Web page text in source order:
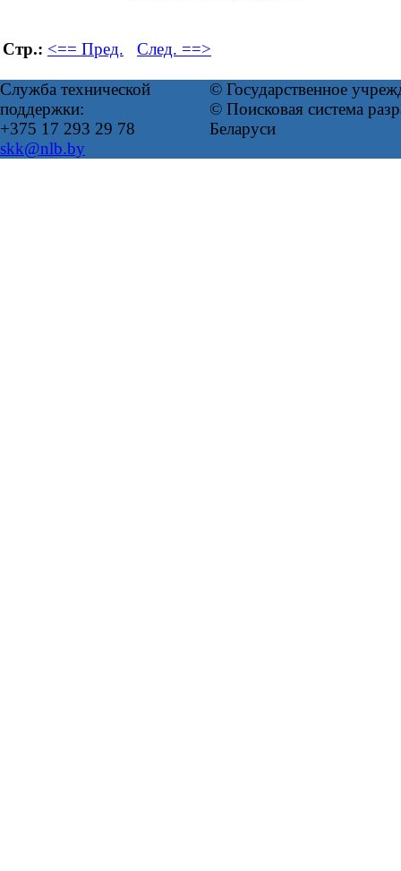
Стр.: <== Пред. След. ==>
Служба технической
поддержки:
+375 17 293 29 78
skk@nlb.by
© Государственное
© Поисковая система
Беларуси